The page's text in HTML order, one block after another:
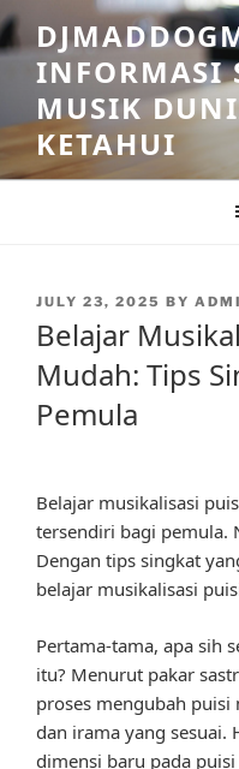
Skip
to
contentINFORMASI
MUSIK
KETAHUI
POSTED
JULY 23, 2025 BY
Belajar
Mudah: Tips
Pemula
Belajar musikalisasi
tersendiri bagi pemula.
Dengan tips singkat
belajar musikalisasi
Pertama-tama, apa sih
itu? Menurut pakar
proses mengubah
dan irama yang sesuai.
dimensi baru pada